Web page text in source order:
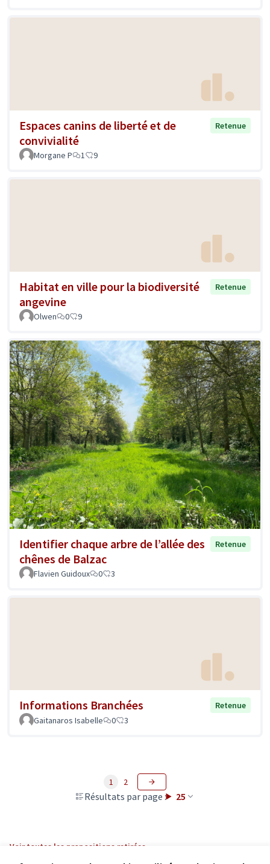
Espaces canins de liberté et de
convivialité
Retenue
Morgane P 1 9
Habitat en ville pour la biodiversité
angevine
Retenue
Olwen 0 9
Identifier chaque arbre de l’allée des
chênes de Balzac
Retenue
Flavien Guidoux 0 3
Informations Branchées
Retenue
Gaitanaros Isabelle
0 3
Résultats par page : 25
1 2
Voir toutes les propositions retirées